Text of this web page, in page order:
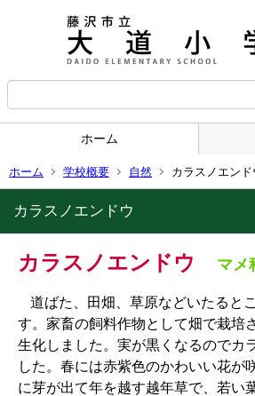
ホーム
ホーム 学校概要 自然 カラスノエンド
カラスノエンドウ
カラスノエンドウ マメ
道ばた、田畑、草原などいたると
す。家畜の飼料作物として畑で栽培
生化しました。実が黒くなるのでカ
した。春には赤紫色のかわいい花が
に芽が出て年を越す越年草で、若い